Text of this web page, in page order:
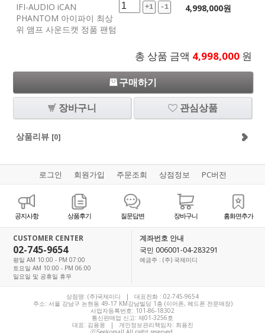
IFI-AUDIO iCAN
PHANTOM 아이파이 최상
위 앰프 사운드캣 정품 팬텀
+1 -1 4,998,000원
총 상품 금액 4,998,000 원
구매하기
장바구니
관심상품
상품리뷰 [0]
로그인 회원가입 주문조회 상점정보 PC버전
공지사항 상품후기 질문답변 장바구니 홈화면추가
CUSTOMER CENTER
02-745-9654
평일 AM 10:00 - PM 07:00
토요일 AM 10:00 - PM 06:00
일요일 및 공휴일 휴무
계좌번호 안내
국민 006001-04-283291
예금주 : (주) 국제미디
상점명: (주)국제미디 | 대표전화 : 02-745-9654
주소: 서울 강남구 논현동 49-17 KM강남빌딩 1층 (이어폰, 헤드폰 전문매장)
사업자등록번호: 101-86-18302
통신판매업 신고: 제01-3256호
대표: 김용웅 | 개인정보관리책임자: 최용진